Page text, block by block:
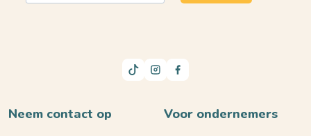
Neem contact op Voor ondernemers